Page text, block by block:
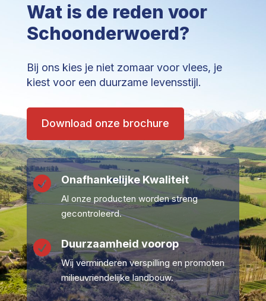
Wat is de reden voor
Schoonderwoerd?
Bij ons kies je niet zomaar voor vlees, je
kiest voor een duurzame levensstijl.
Download onze brochure
 Onafhankelijke Kwaliteit
Al onze producten worden streng
gecontroleerd.
 Duurzaamheid voorop
Wij verminderen verspilling en promoten
milieuvriendelijke landbouw.